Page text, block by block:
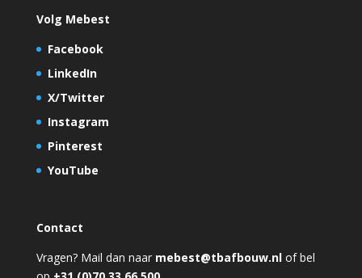
Volg Mebest
Facebook
LinkedIn
X/Twitter
Instagram
Pinterest
YouTube
Contact
Vragen? Mail dan naar mebest@tbafbouw.nl of bel